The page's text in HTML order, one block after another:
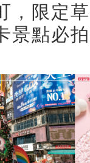
，限定
景點必